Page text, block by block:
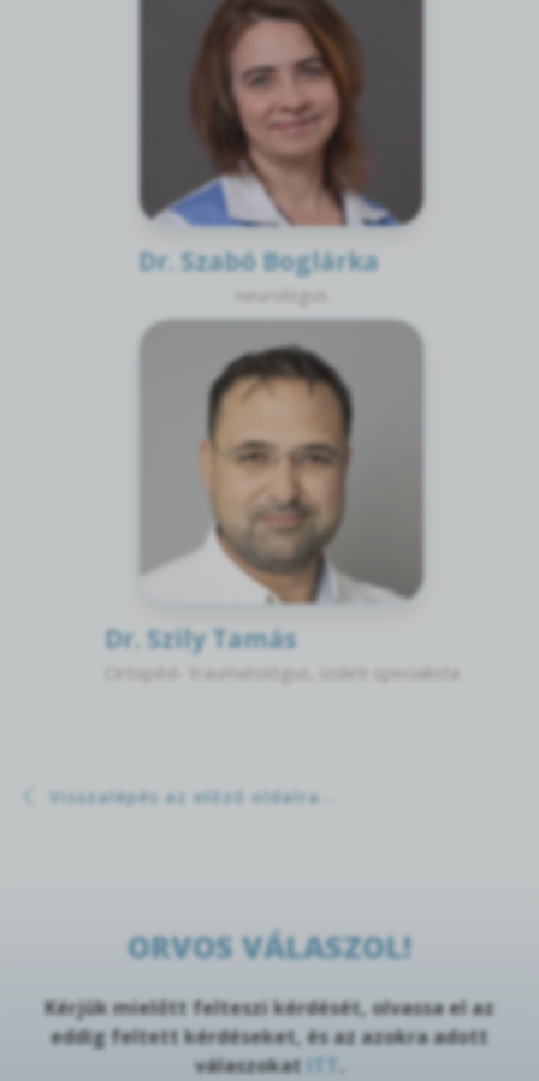
Dr. Szabó Boglárka
neurológus
Dr. Szily Tamás
Ortopéd- traumatológus, ízületi specialista
Visszalépés az előző oldalra...
ORVOS VÁLASZOL!
Kérjük mielőtt felteszi kérdését, olvassa el az
eddig feltett kérdéseket, és az azokra adott
válaszokat